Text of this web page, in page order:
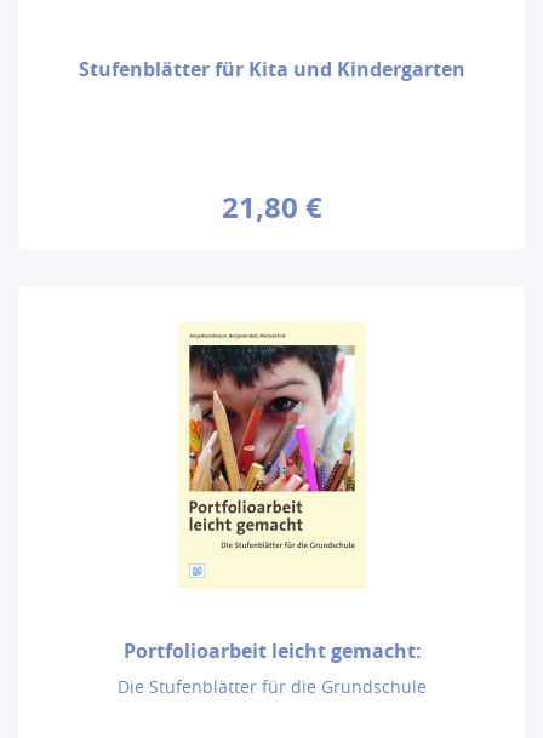
Stufenblätter für Kita und Kindergarten
21,80 €
Portfolioarbeit leicht gemacht:
Die Stufenblätter für die Grundschule